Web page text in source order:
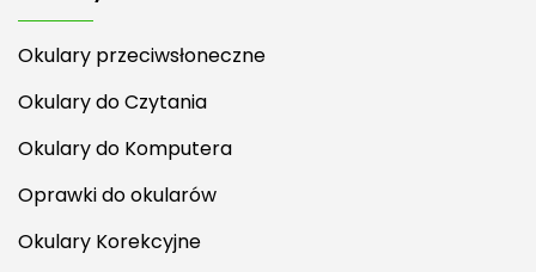
Okulary przeciwsłoneczne
Okulary do Czytania
Okulary do Komputera
Oprawki do okularów
Okulary Korekcyjne